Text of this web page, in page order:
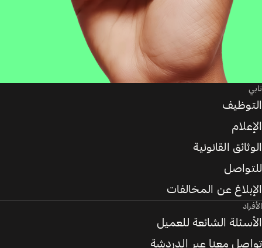
تابي
التوظيف
الإعلام
الوثائق القانونية
للتواصل
الإبلاغ عن المخالفات
الأفراد
الأسئلة الشائعة للعميل
تواصل معنا عبر الدردشة